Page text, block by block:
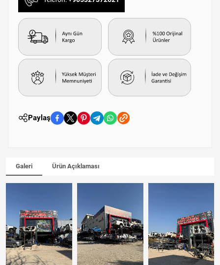
Paylaş
Galeri Ürün Açıklaması